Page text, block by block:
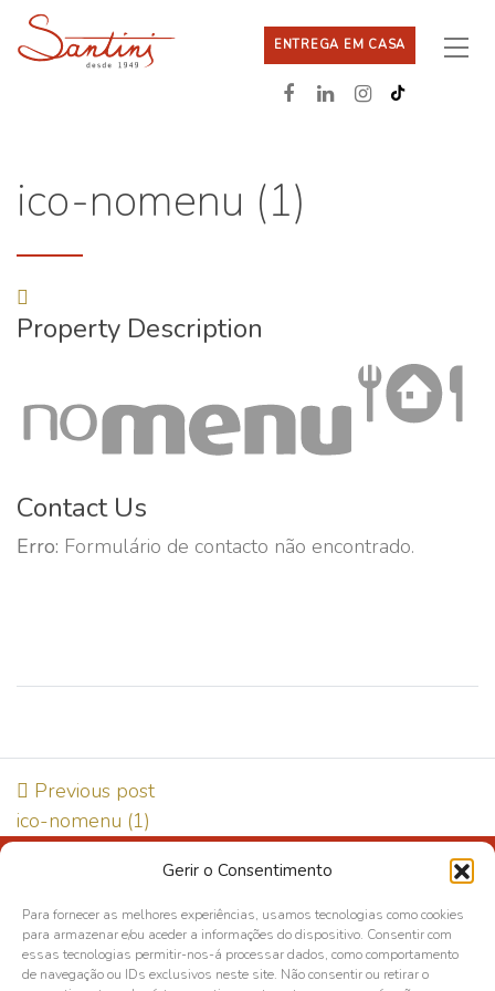
Gerir o Consentimento
Para fornecer as melhores experiências, usamos tecnologias como cookies
para armazenar e/ou aceder a informações do dispositivo. Consentir com
essas tecnologias permitir-nos-á processar dados, como comportamento
de navegação ou IDs exclusivos neste site. Não consentir ou retirar o
ENTREGA EM CASA
ico-nomenu (1)
Property Description
Contact Us
Erro: Formulário de contacto não encontrado.
Previous post
ico-nomenu (1)
Política de Privacidade
Política de cookies